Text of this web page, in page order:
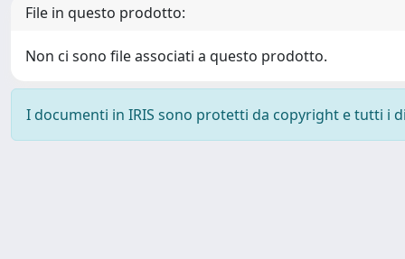
File in questo prodotto:
Non ci sono file associati a questo prodotto.
I documenti in IRIS sono protetti da copyright e tutti i